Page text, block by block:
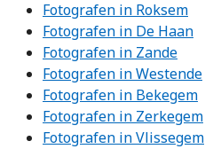
Fotografen in Roksem
Fotografen in De Haan
Fotografen in Zande
Fotografen in Westende
Fotografen in Bekegem
Fotografen in Zerkegem
Fotografen in Vlissegem